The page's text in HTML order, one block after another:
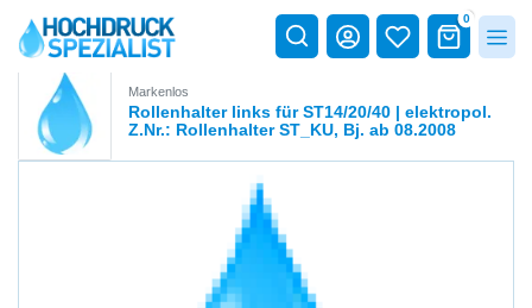
0
Markenlos
Rollenhalter links für ST14/20/40 | elektropol.
Z.Nr.: Rollenhalter ST_KU, Bj. ab 08.2008